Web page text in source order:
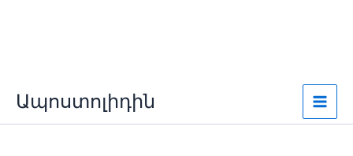
բովանդակությանը
Ապոստոլիդին